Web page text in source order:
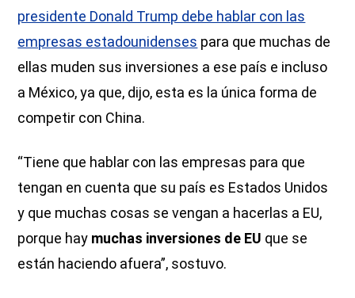
presidente Donald Trump debe hablar con las
empresas estadounidenses para que muchas de
ellas muden sus inversiones a ese país e incluso
a México, ya que, dijo, esta es la única forma de
competir con China.
“Tiene que hablar con las empresas para que
tengan en cuenta que su país es Estados Unidos
y que muchas cosas se vengan a hacerlas a EU,
porque hay muchas inversiones de EU que se
están haciendo afuera”, sostuvo.